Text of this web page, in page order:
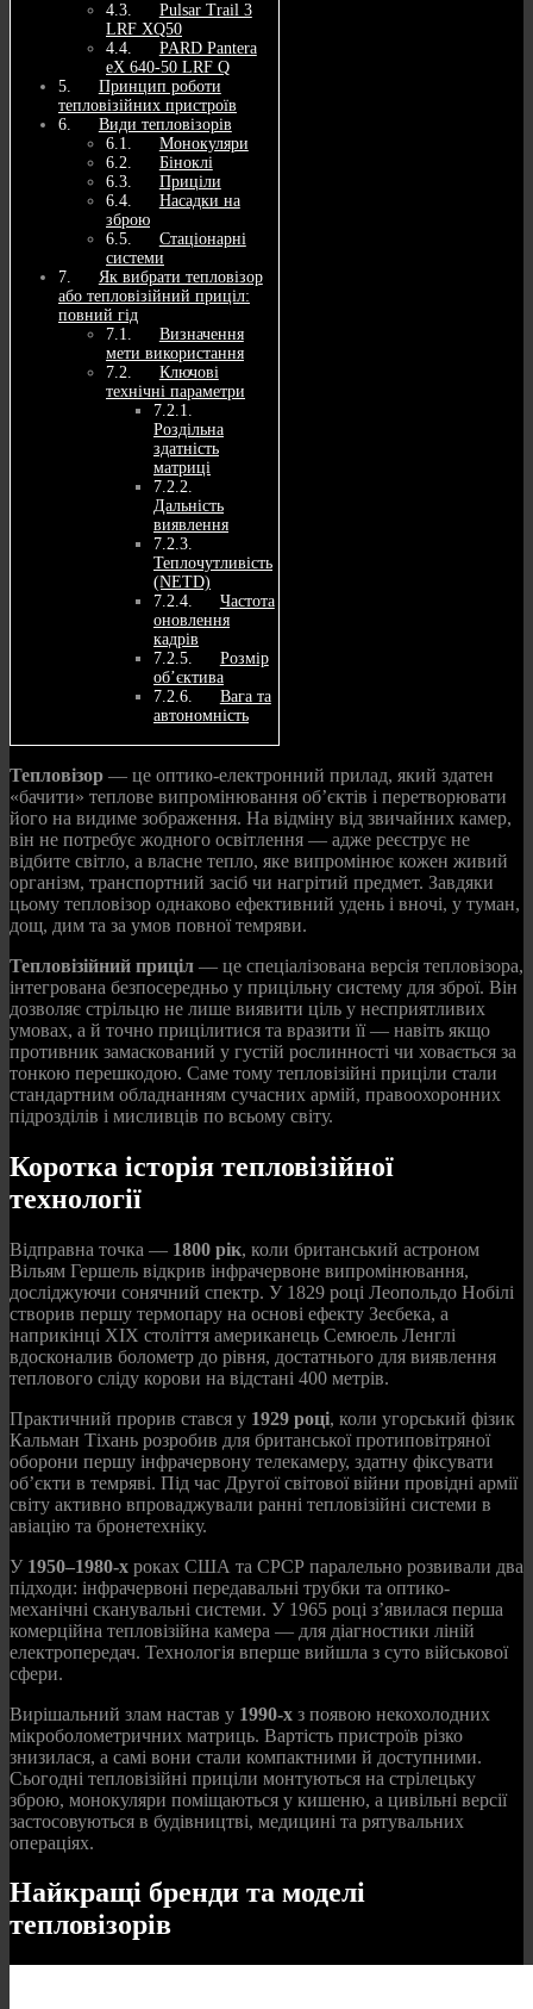
Pulsar Trail 3
LRF XQ50
PARD Pantera
eX 640-50 LRF Q
Принцип роботи
тепловізійних пристроїв
Види тепловізорів
Монокуляри
Біноклі
Приціли
Насадки на
зброю
Стаціонарні
системи
Як вибрати тепловізор
або тепловізійний приціл:
повний гід
Визначення
мети використання
Ключові
технічні параметри
Роздільна
здатність
матриці
Дальність
виявлення
Теплочутливість
(NETD)
Частота
оновлення
кадрів
Розмір
об’єктива
Вага та
автономність
Тепловізор — це оптико-електронний прилад, який здатен
«бачити» теплове випромінювання об’єктів і перетворювати
його на видиме зображення. На відміну від звичайних камер,
він не потребує жодного освітлення — адже реєструє не
відбите світло, а власне тепло, яке випромінює кожен живий
організм, транспортний засіб чи нагрітий предмет. Завдяки
цьому тепловізор однаково ефективний удень і вночі, у туман,
дощ, дим та за умов повної темряви.
Тепловізійний приціл — це спеціалізована версія тепловізора,
інтегрована безпосередньо у прицільну систему для зброї. Він
дозволяє стрільцю не лише виявити ціль у несприятливих
умовах, а й точно прицілитися та вразити її — навіть якщо
противник замаскований у густій рослинності чи ховається за
тонкою перешкодою. Саме тому тепловізійні приціли стали
стандартним обладнанням сучасних армій, правоохоронних
підрозділів і мисливців по всьому світу.
Коротка історія тепловізійної
технології
Відправна точка — 1800 рік, коли британський астроном
Вільям Гершель відкрив інфрачервоне випромінювання,
досліджуючи сонячний спектр. У 1829 році Леопольдо Нобілі
створив першу термопару на основі ефекту Зеєбека, а
наприкінці XIX століття американець Семюель Ленглі
вдосконалив болометр до рівня, достатнього для виявлення
теплового сліду корови на відстані 400 метрів.
Практичний прорив стався у 1929 році, коли угорський фізик
Кальман Тіхань розробив для британської протиповітряної
оборони першу інфрачервону телекамеру, здатну фіксувати
об’єкти в темряві. Під час Другої світової війни провідні армії
світу активно впроваджували ранні тепловізійні системи в
авіацію та бронетехніку.
У 1950–1980-х роках США та СРСР паралельно розвивали два
підходи: інфрачервоні передавальні трубки та оптико-
механічні сканувальні системи. У 1965 році з’явилася перша
комерційна тепловізійна камера — для діагностики ліній
електропередач. Технологія вперше вийшла з суто військової
сфери.
Вирішальний злам настав у 1990-х з появою некохолодних
мікроболометричних матриць. Вартість пристроїв різко
знизилася, а самі вони стали компактними й доступними.
Сьогодні тепловізійні приціли монтуються на стрілецьку
зброю, монокуляри поміщаються у кишеню, а цивільні версії
застосовуються в будівництві, медицині та рятувальних
операціях.
Найкращі бренди та моделі
тепловізорів